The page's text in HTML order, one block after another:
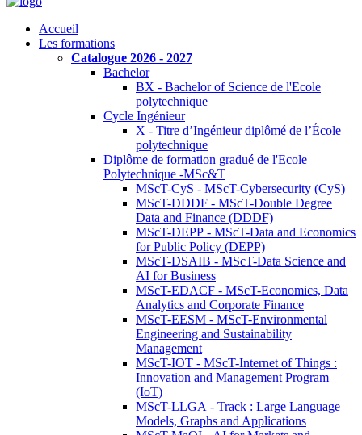
Accueil
Les formations
Catalogue 2026 - 2027
Bachelor
BX - Bachelor of Science de l'Ecole
polytechnique
Cycle Ingénieur
X - Titre d’Ingénieur diplômé de l’École
polytechnique
Diplôme de formation gradué de l'Ecole
Polytechnique -MSc&T
MScT-CyS - MScT-Cybersecurity (CyS)
MScT-DDDF - MScT-Double Degree
Data and Finance (DDDF)
MScT-DEPP - MScT-Data and Economics
for Public Policy (DEPP)
MScT-DSAIB - MScT-Data Science and
AI for Business
MScT-EDACF - MScT-Economics, Data
Analytics and Corporate Finance
MScT-EESM - MScT-Environmental
Engineering and Sustainability
Management
MScT-IOT - MScT-Internet of Things :
Innovation and Management Program
(IoT)
MScT-LLGA - Track : Large Language
Models, Graphs and Applications